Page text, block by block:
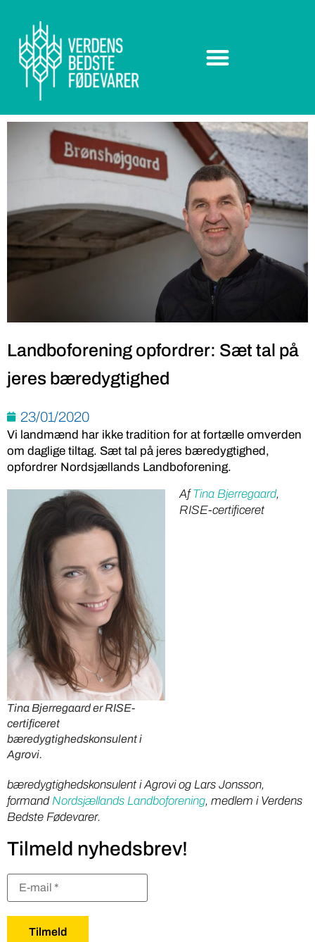
Landboforening opfordrer: Sæt tal på
jeres bæredygtighed
23/01/2020
Vi landmænd har ikke tradition for at fortælle omverden
om daglige tiltag. Sæt tal på jeres bæredygtighed,
opfordrer Nordsjællands Landboforening.
Tina Bjerregaard er RISE-
certificeret
bæredygtighedskonsulent i
Agrovi.
AfTina Bjerregaard,
RISE-certificeret
bæredygtighedskonsulent i Agrovi og Lars Jonsson,
formand Nordsjællands Landboforening, medlem i Verdens
Bedste Fødevarer.
Tilmeld nyhedsbrev!